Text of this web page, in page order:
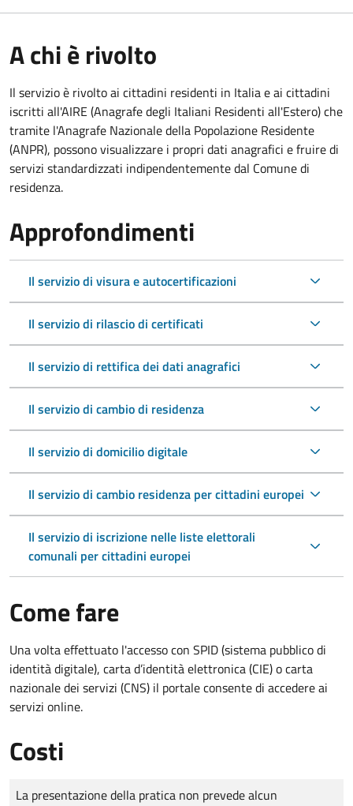
A chi è rivolto
Il servizio è rivolto ai cittadini residenti in Italia e ai cittadini
iscritti all'AIRE (Anagrafe degli Italiani Residenti all'Estero) che
tramite l'Anagrafe Nazionale della Popolazione Residente
(ANPR), possono visualizzare i propri dati anagrafici e fruire di
servizi standardizzati indipendentemente dal Comune di
residenza.
Approfondimenti
Il servizio di visura e autocertificazioni
Il servizio di rilascio di certificati
Il servizio di rettifica dei dati anagrafici
Il servizio di cambio di residenza
Il servizio di domicilio digitale
Il servizio di cambio residenza per cittadini europei
Il servizio di iscrizione nelle liste elettorali
comunali per cittadini europei
Come fare
Una volta effettuato l'accesso con SPID (sistema pubblico di
identità digitale), carta d’identità elettronica (CIE) o carta
nazionale dei servizi (CNS) il portale consente di accedere ai
servizi online.
Costi
Tipo di pagamento
Importo
La presentazione della pratica non prevede alcun